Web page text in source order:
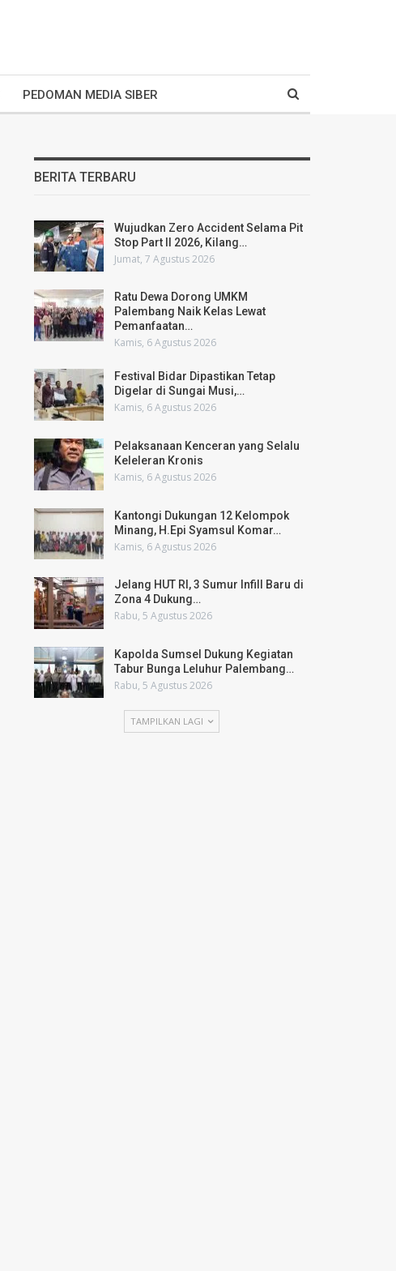
PEDOMAN MEDIA SIBER
BERITA TERBARU
Wujudkan Zero Accident Selama Pit
Stop Part II 2026, Kilang…
Jumat, 7 Agustus 2026
Ratu Dewa Dorong UMKM
Palembang Naik Kelas Lewat
Pemanfaatan…
Kamis, 6 Agustus 2026
Festival Bidar Dipastikan Tetap
Digelar di Sungai Musi,…
Kamis, 6 Agustus 2026
Pelaksanaan Kenceran yang Selalu
Keleleran Kronis
Kamis, 6 Agustus 2026
Kantongi Dukungan 12 Kelompok
Minang, H.Epi Syamsul Komar…
Kamis, 6 Agustus 2026
Jelang HUT RI, 3 Sumur Infill Baru di
Zona 4 Dukung…
Rabu, 5 Agustus 2026
Kapolda Sumsel Dukung Kegiatan
Tabur Bunga Leluhur Palembang…
Rabu, 5 Agustus 2026
TAMPILKAN LAGI